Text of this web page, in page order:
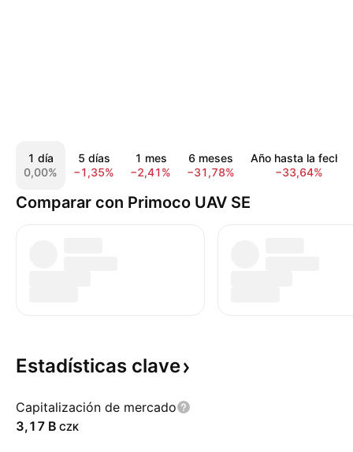
1 día
0,00%
5 días
−1,35%
1 mes
−2,41%
6 meses
−31,78%
Año hasta la fecha
−33,64%
Comparar con Primoco UAV SE
Estadísticas clave
Capitalización de mercado
‪3,17 B‬ CZK